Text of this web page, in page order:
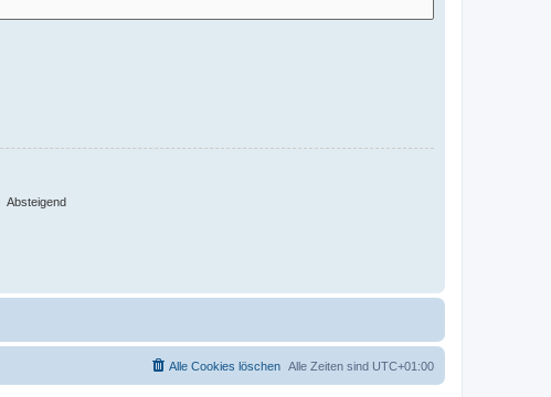
Absteigend
Alle Zeiten sind UTC+01:00
Alle Cookies löschen